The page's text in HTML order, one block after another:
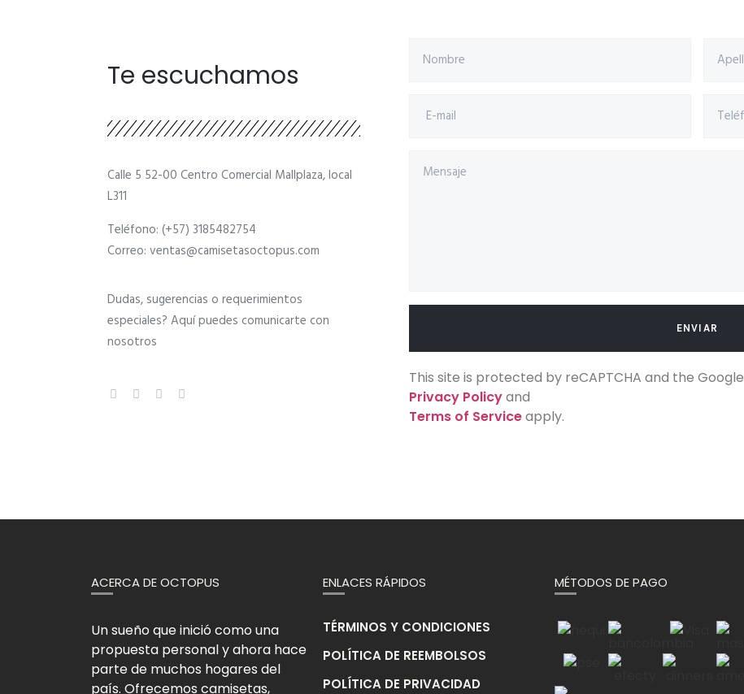
Te escuchamos
Calle 5 52-00 Centro Comercial Mallplaza, local
L311
Teléfono: (+57) 3185482754
Correo: ventas@camisetasoctopus.com
Dudas, sugerencias o requerimientos
especiales? Aquí puedes comunicarte con
nosotros
ENVIAR
This site is protected by reCAPTCHA and the Google
Privacy Policyand
Terms of Serviceapply.
ACERCA DE OCTOPUS
Un sueño que inició como una
propuesta personal y ahora hace
parte de muchos hogares del
país. Ofrecemos camisetas,
ENLACES RÁPIDOS
TÉRMINOS Y CONDICIONES
POLÍTICA DE REEMBOLSOS
POLÍTICA DE PRIVACIDAD
MÉTODOS DE PAGO